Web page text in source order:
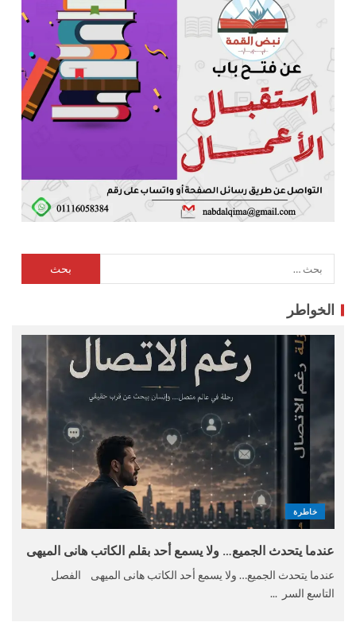
الخواطر
خاطرة
عندما يتحدث الجميع… ولا يسمع أحد بقلم الكاتب هانى الميهى
عندما يتحدث الجميع… ولا يسمع أحد الكاتب هانى الميهى الفصل
التاسع السر ...